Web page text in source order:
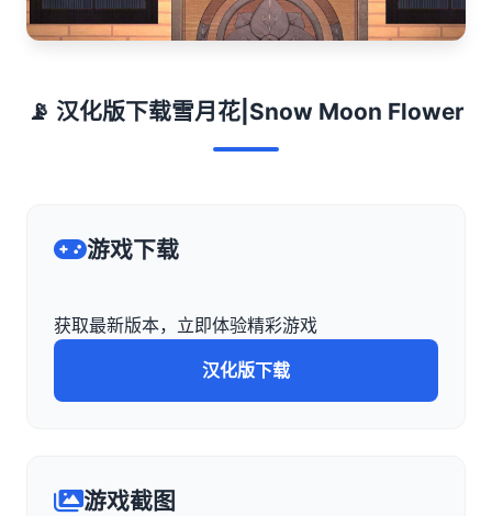
📡 汉化版下载雪月花|Snow Moon Flower
游戏下载
获取最新版本，立即体验精彩游戏
汉化版下载
游戏截图